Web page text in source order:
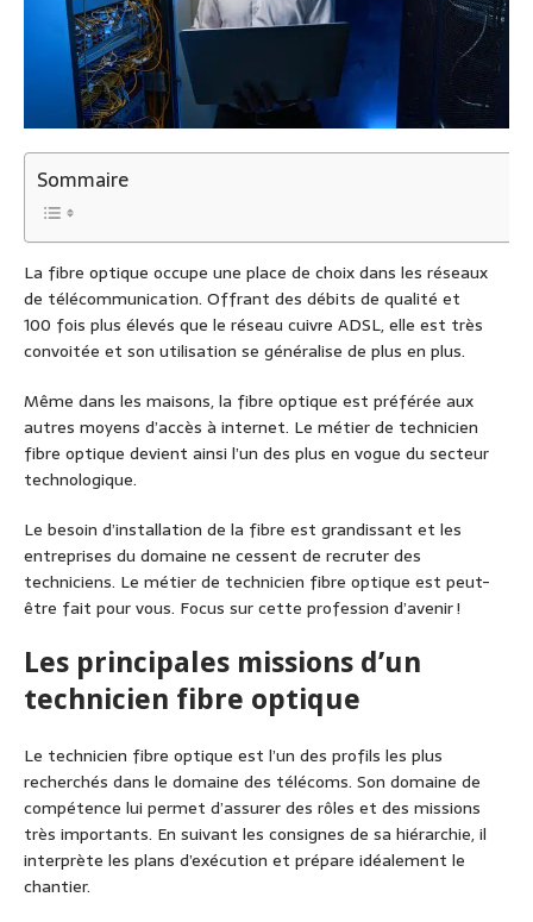
Sommaire
La fibre optique occupe une place de choix dans les réseaux
de télécommunication. Offrant des débits de qualité et
100 fois plus élevés que le réseau cuivre ADSL, elle est très
convoitée et son utilisation se généralise de plus en plus.
Même dans les maisons, la fibre optique est préférée aux
autres moyens d’accès à internet. Le métier de technicien
fibre optique devient ainsi l’un des plus en vogue du secteur
technologique.
Le besoin d’installation de la fibre est grandissant et les
entreprises du domaine ne cessent de recruter des
techniciens. Le métier de technicien fibre optique est peut-
être fait pour vous. Focus sur cette profession d’avenir !
Les principales missions d’un
technicien fibre optique
Le technicien fibre optique est l’un des profils les plus
recherchés dans le domaine des télécoms. Son domaine de
compétence lui permet d’assurer des rôles et des missions
très importants. En suivant les consignes de sa hiérarchie, il
interprète les plans d’exécution et prépare idéalement le
chantier.